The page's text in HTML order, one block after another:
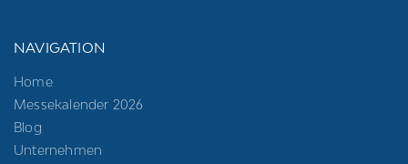
NAVIGATION
Home
Messekalender 2026
Blog
Unternehmen